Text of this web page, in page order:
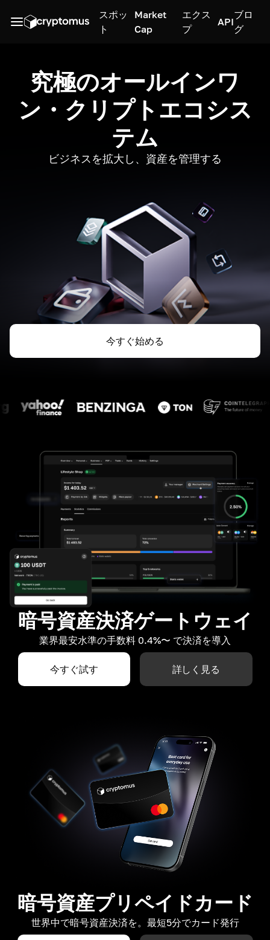
スポッ
ト
Market
Cap
エクス
プ
API
ブロ
グ
究極のオールインワ
ン・クリプトエコシス
テム
ビジネスを拡大し、資産を管理する
今すぐ始める
暗号資産決済ゲートウェイ
業界最安水準の手数料 0.4%〜 で決済を導入
今すぐ試す 詳しく見る
暗号資産プリペイドカード
世界中で暗号資産決済を。最短5分でカード発行